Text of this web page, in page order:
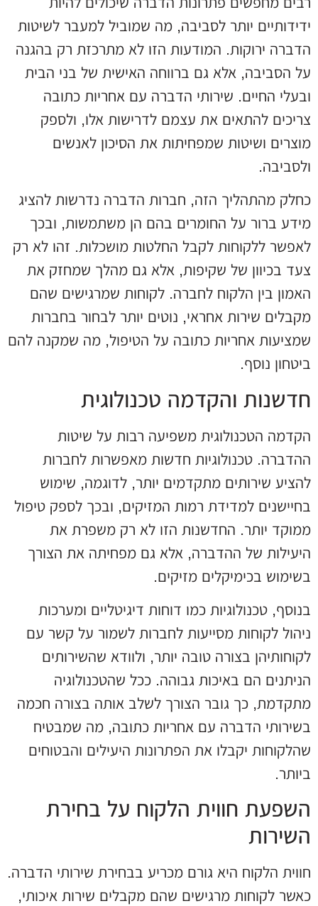
ידידותיים יותר לסביבה, מה שמוביל למעבר לשיטות
הדברה ירוקות. המודעות הזו לא מתרכזת רק בהגנה
על הסביבה, אלא גם ברווחה האישית של בני הבית
ובעלי החיים. שירותי הדברה עם אחריות כתובה
צריכים להתאים את עצמם לדרישות אלו, ולספק
מוצרים ושיטות שמפחיתות את הסיכון לאנשים
ולסביבה.
כחלק מהתהליך הזה, חברות הדברה נדרשות להציג
מידע ברור על החומרים בהם הן משתמשות, ובכך
לאפשר ללקוחות לקבל החלטות מושכלות. זהו לא רק
צעד בכיוון של שקיפות, אלא גם מהלך שמחזק את
האמון בין הלקוח לחברה. לקוחות שמרגישים שהם
מקבלים שירות אחראי, נוטים יותר לבחור בחברות
שמציעות אחריות כתובה על הטיפול, מה שמקנה להם
ביטחון נוסף.
חדשנות והקדמה טכנולוגית
הקדמה הטכנולוגית משפיעה רבות על שיטות
ההדברה. טכנולוגיות חדשות מאפשרות לחברות
להציע שירותים מתקדמים יותר, לדוגמה, שימוש
בחיישנים למדידת רמות המזיקים, ובכך לספק טיפול
ממוקד יותר. החדשנות הזו לא רק משפרת את
היעילות של ההדברה, אלא גם מפחיתה את הצורך
בשימוש בכימיקלים מזיקים.
בנוסף, טכנולוגיות כמו דוחות דיגיטליים ומערכות
ניהול לקוחות מסייעות לחברות לשמור על קשר עם
לקוחותיהן בצורה טובה יותר, ולוודא שהשירותים
הניתנים הם באיכות גבוהה. ככל שהטכנולוגיה
מתקדמת, כך גובר הצורך לשלב אותה בצורה חכמה
בשירותי הדברה עם אחריות כתובה, מה שמבטיח
שהלקוחות יקבלו את הפתרונות היעילים והבטוחים
ביותר.
השפעת חווית הלקוח על בחירת
השירות
חווית הלקוח היא גורם מכריע בבחירת שירותי הדברה.
כאשר לקוחות מרגישים שהם מקבלים שירות איכותי,